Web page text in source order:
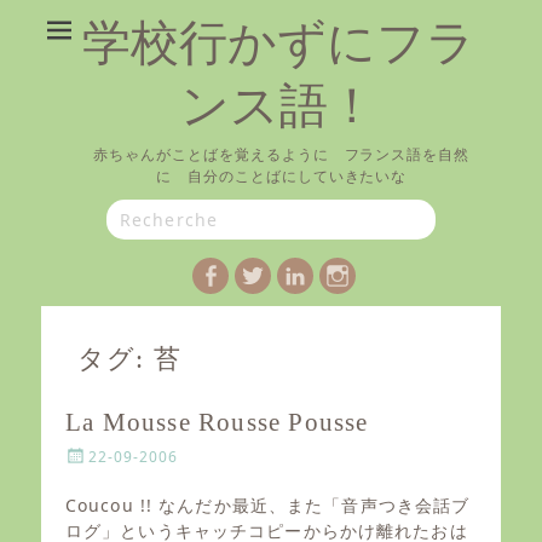
学校行かずにフラ
ンス語！
赤ちゃんがことばを覚えるように フランス語を自然
に 自分のことばにしていきたいな
Search
for:
Facebook
TwitterLinkedIn
Instagram
タグ: 苔
La Mousse Rousse Pousse
P
s
22-09-2006
Coucou !! なんだか最近、また「音声つき会話ブ
ログ」というキャッチコピーからかけ離れたおは